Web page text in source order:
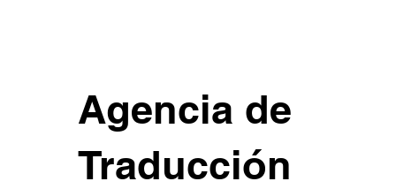
Agencia de
Traducción